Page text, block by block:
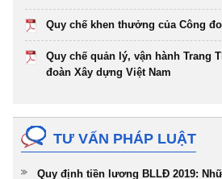
Quy chế khen thưởng của Công
Quy chế quản lý, vận hành Trang
đoàn Xây dựng Việt Nam
TƯ VẤN PHÁP LUẬT
Quy định tiền lương BLLĐ 2019: